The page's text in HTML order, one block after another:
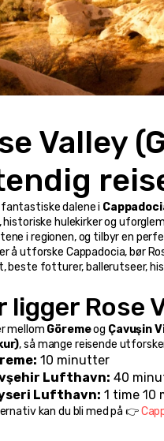
Valley
dalene i
hulekirker og
i regionen, og tilbyr en
å utforske Cappadocia, bør
beste fotturer, ballerutseer,
ligger Rose
mellom Göreme og Çavuşin
, så mange reisende
10 minutter
Lufthavn: 40
Lufthavn: 1 time 10
kan du bli med på 👉